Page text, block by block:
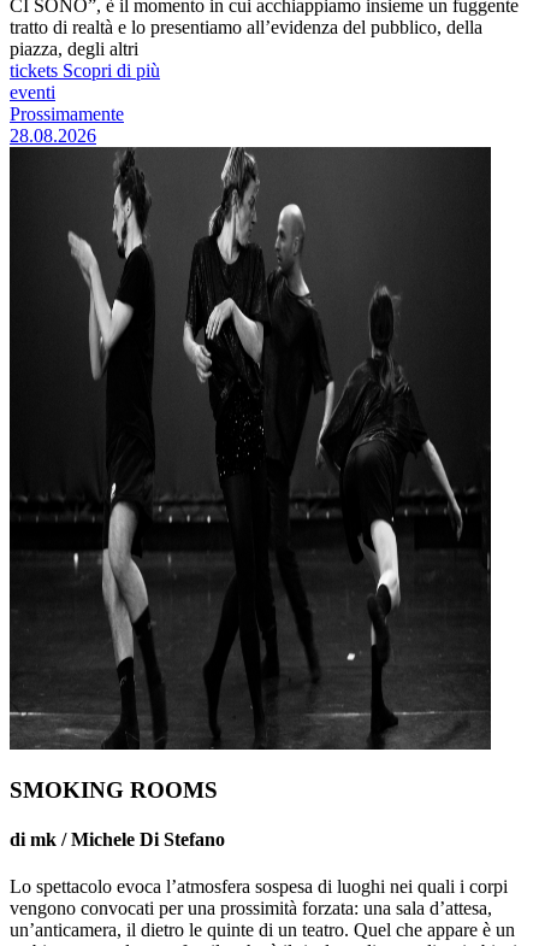
CI SONO”, è il momento in cui acchiappiamo insieme un fuggente
tratto di realtà e lo presentiamo all’evidenza del pubblico, della
piazza, degli altri
tickets Scopri di più
eventi
Prossimamente
28.08.2026
SMOKING ROOMS
di mk / Michele Di Stefano
Lo spettacolo evoca l’atmosfera sospesa di luoghi nei quali i corpi
vengono convocati per una prossimità forzata: una sala d’attesa,
un’anticamera, il dietro le quinte di un teatro. Quel che appare è un